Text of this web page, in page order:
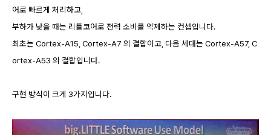
어로 빠르게 처리하고,
부하가 낮을 때는 리틀코어로 전력 소비를 억제하는 컨셉입니다.
최초는 Cortex-A15, Cortex-A7 의 결합이고, 다음 세대는 Cortex-A57, C
ortex-A53 의 결합입니다.
구현 방식이 크게 3가지입니다.